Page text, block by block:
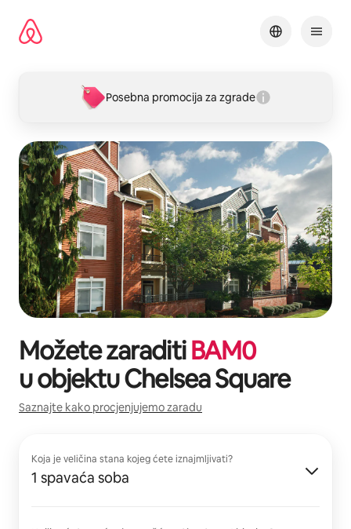
sadržaj
Posebna promocija za zgrade
Možete zaraditiBAM0
u objektuChelsea Square
Saznajte kako procjenjujemo zaradu
Koja je veličina stana kojeg ćete iznajmljivati?
1 spavaća soba